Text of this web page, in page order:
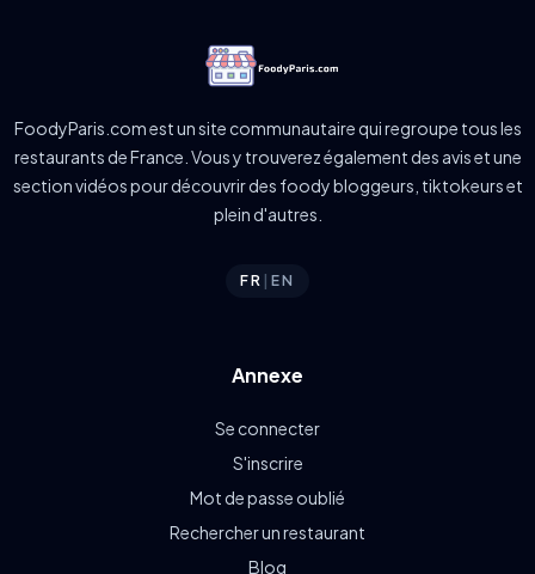
FoodyParis.com est un site communautaire qui regroupe tous les
restaurants de France. Vous y trouverez également des avis et une
section vidéos pour découvrir des foody bloggeurs, tiktokeurs et
plein d'autres.
FR |EN
Annexe
Se connecter
S'inscrire
Mot de passe oublié
Rechercher un restaurant
Blog